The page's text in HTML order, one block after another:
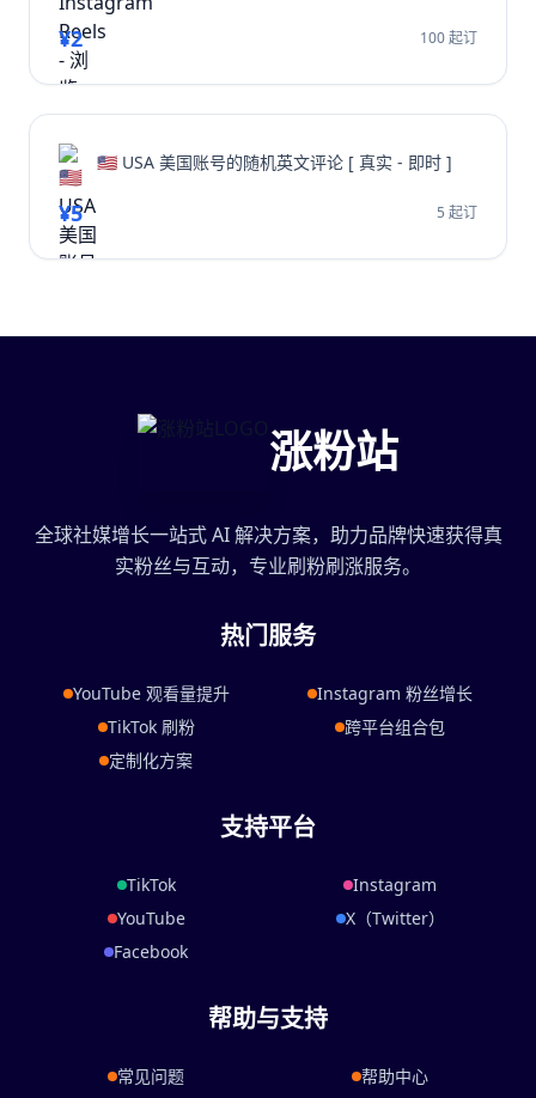
¥2 100 起订
🇺🇸 USA 美国账号的随机英文评论 [ 真实 - 即时 ]
¥5 5 起订
涨粉站
全球社媒增长一站式 AI 解决方案，助力品牌快速获得真
实粉丝与互动，专业刷粉刷涨服务。
热门服务
YouTube 观看量提升
Instagram 粉丝增长
TikTok 刷粉
跨平台组合包
定制化方案
支持平台
TikTok
Instagram
YouTube
X（Twitter）
Facebook
帮助与支持
常见问题 帮助中心